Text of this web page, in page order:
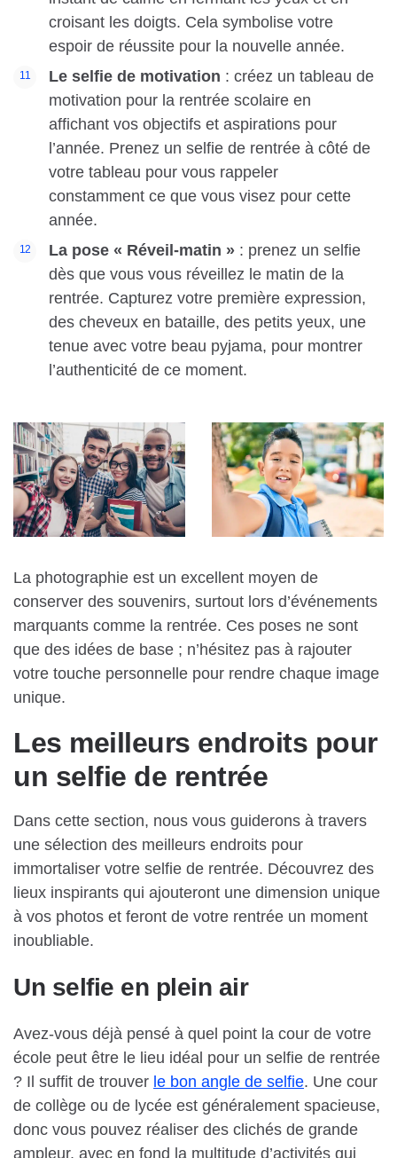
croisant les doigts. Cela symbolise votre
espoir de réussite pour la nouvelle année.
Le selfie de motivation : créez un tableau de
motivation pour la rentrée scolaire en
affichant vos objectifs et aspirations pour
l’année. Prenez un selfie de rentrée à côté de
votre tableau pour vous rappeler
constamment ce que vous visez pour cette
année.
La pose « Réveil-matin » : prenez un selfie
dès que vous vous réveillez le matin de la
rentrée. Capturez votre première expression,
des cheveux en bataille, des petits yeux, une
tenue avec votre beau pyjama, pour montrer
l’authenticité de ce moment.
La photographie est un excellent moyen de
conserver des souvenirs, surtout lors d’événements
marquants comme la rentrée. Ces poses ne sont
que des idées de base ; n’hésitez pas à rajouter
votre touche personnelle pour rendre chaque image
unique.
Les meilleurs endroits pour
un selfie de rentrée
Dans cette section, nous vous guiderons à travers
une sélection des meilleurs endroits pour
immortaliser votre selfie de rentrée. Découvrez des
lieux inspirants qui ajouteront une dimension unique
à vos photos et feront de votre rentrée un moment
inoubliable.
Un selfie en plein air
Avez-vous déjà pensé à quel point la cour de votre
école peut être le lieu idéal pour un selfie de rentrée
? Il suffit de trouver le bon angle de selfie. Une cour
de collège ou de lycée est généralement spacieuse,
donc vous pouvez réaliser des clichés de grande
ampleur, avec en fond la multitude d’activités qui